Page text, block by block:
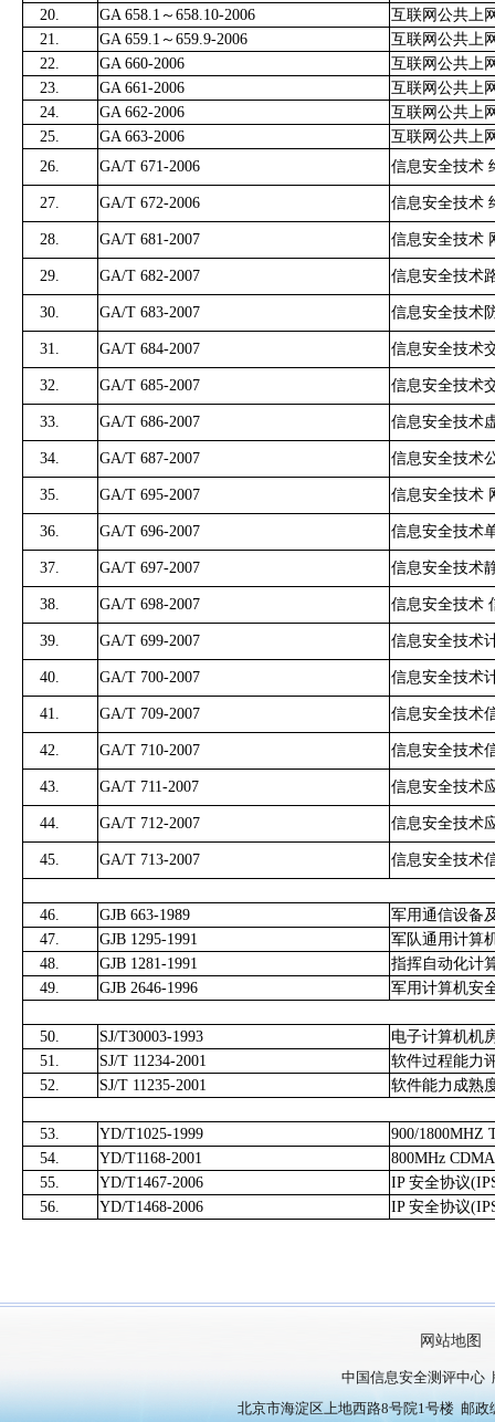
20.
GA 658.1～658.10-2006
互联网公共上
21.
GA 659.1～659.9-2006
互联网公共上
22.
GA 660-2006
互联网公共上
23.
GA 661-2006
互联网公共上
24.
GA 662-2006
互联网公共上
25.
GA 663-2006
互联网公共上
26.
GA/T 671-2006 信息安全技术
27. GA/T 672-2006 信息安全技术
28. GA/T 681-2007 信息安全技术
29. GA/T 682-2007 信息安全技术
30. GA/T 683-2007 信息安全技术
31. GA/T 684-2007 信息安全技术
32. GA/T 685-2007 信息安全技术
33. GA/T 686-2007 信息安全技术
34. GA/T 687-2007 信息安全技术
35. GA/T 695-2007 信息安全技术
36. GA/T 696-2007 信息安全技术
37. GA/T 697-2007 信息安全技术
38. GA/T 698-2007 信息安全技术
39. GA/T 699-2007 信息安全技术
40. GA/T 700-2007 信息安全技术
41. GA/T 709-2007 信息安全技术
42. GA/T 710-2007 信息安全技术
43. GA/T 711-2007 信息安全技术
44. GA/T 712-2007 信息安全技术
45. GA/T 713-2007 信息安全技术
46. GJB 663-1989
军用通信设备
47.
GJB 1295-1991
军队通用计算
48.
GJB 1281-1991
指挥自动化计
49.
GJB 2646-1996 军用计算机安
50. SJ/T30003-1993
电子计算机机
51.
SJ/T 11234-2001
软件过程能力
52.
SJ/T 11235-2001 软件能力成熟
53. YD/T1025-1999
900/1800MHZ
54.
YD/T1168-2001
800MHz
55.
YD/T1467-2006
IP 安全协议
56.
YD/T1468-2006 IP 安全协议
网站地图
中国信息安全测评中心
北京市海淀区上地西路8号院1号楼 邮